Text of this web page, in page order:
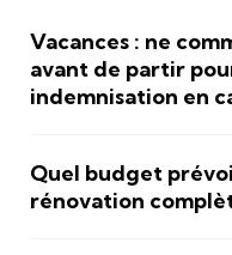
Vacances : ne
avant de partir
indemnisation en
Quel budget
rénovation